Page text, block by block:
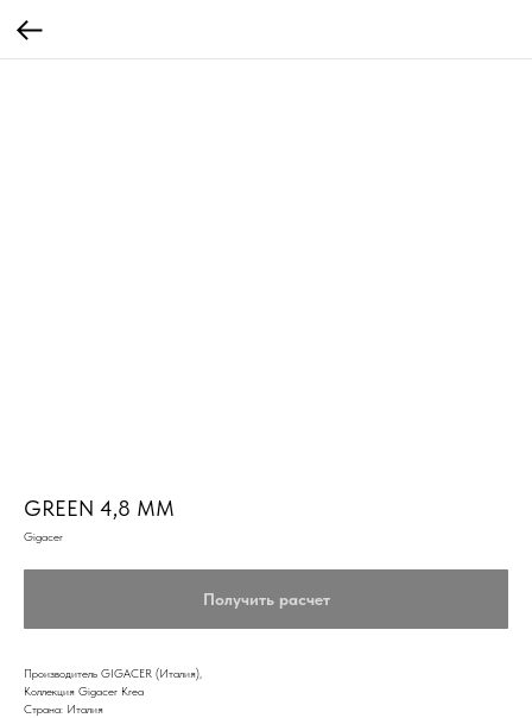
GREEN 4,8 MM
Gigacer
Получить расчет
Производитель GIGACER (Италия),
Коллекция Gigacer Krea
Страна: Италия